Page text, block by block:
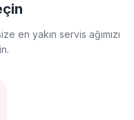
en yakın servis ağımızı